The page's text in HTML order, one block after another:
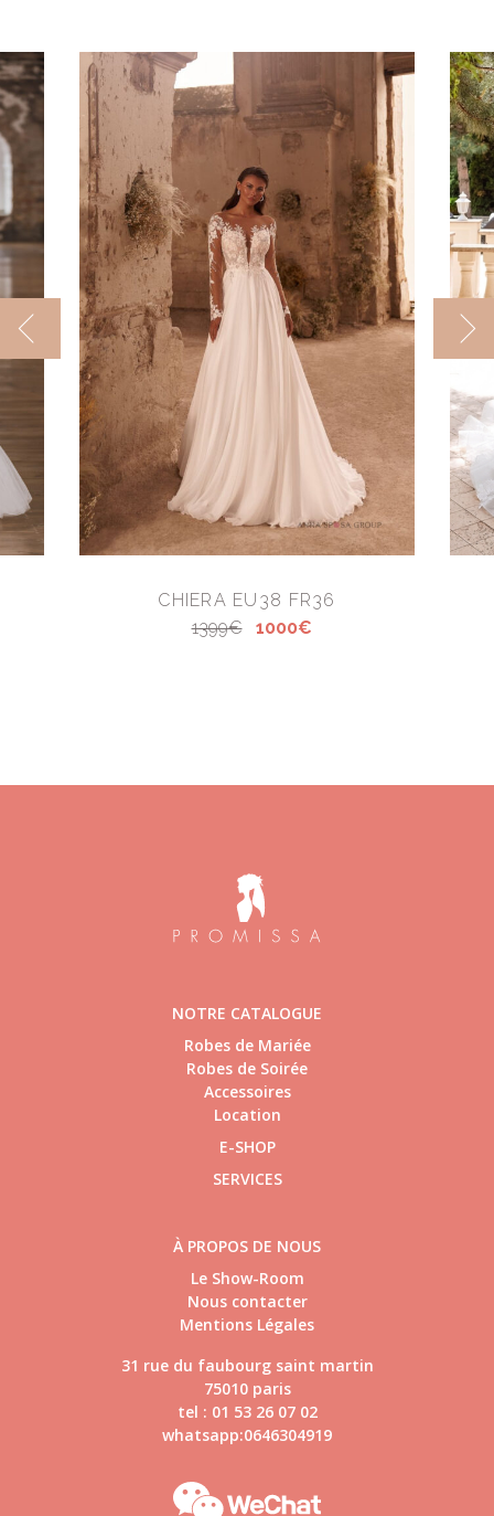
CHIERA EU38 FR36
1399€
1000€
NOTRE CATALOGUE
Robes de Mariée
Robes de Soirée
Accessoires
Location
E-SHOP
SERVICES
À PROPOS DE NOUS
Le Show-Room
Nous contacter
Mentions Légales
31 rue du faubourg saint martin
75010 paris
tel : 01 53 26 07 02
whatsapp:0646304919